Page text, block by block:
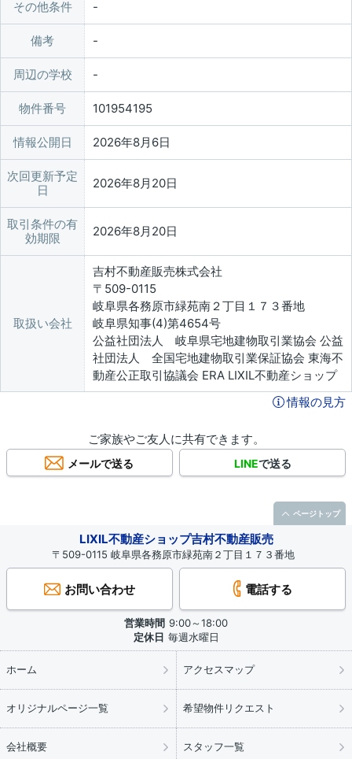
その他条件
備考
周辺の学校
物件番号 101954195
情報公開日 2026年8月6日
次回更新予定
日
2026年8月20日
取引条件の有
効期限
2026年8月20日
取扱い会社
吉村不動産販売株式会社
〒509-0115
岐阜県各務原市緑苑南２丁目１７３番地
岐阜県知事(4)第4654号
公益社団法人 岐阜県宅地建物取引業協会 公益
社団法人 全国宅地建物取引業保証協会 東海不
動産公正取引協議会 ERA LIXIL不動産ショップ
情報の見方
ご家族やご友人に共有できます。
メールで送る LINEで送る
LIXIL不動産ショップ吉村不動産販売
〒509-0115 岐阜県各務原市緑苑南２丁目１７３番地
お問い合わせ 電話する
営業時間 9:00～18:00
定休日 毎週水曜日
ホーム アクセスマップ
オリジナルページ一覧 希望物件リクエスト
会社概要 スタッフ一覧
ページトップ